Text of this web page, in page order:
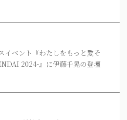
イベント『わたしをもっと愛そ
2024-』に伊藤千晃の登壇